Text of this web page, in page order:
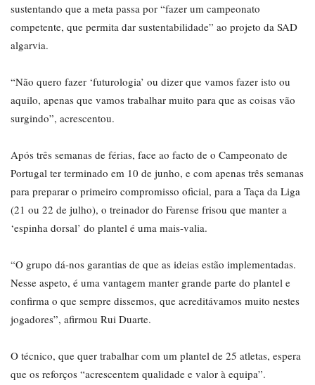
sustentando que a meta passa por “fazer um campeonato
competente, que permita dar sustentabilidade” ao projeto da SAD
algarvia.
“Não quero fazer ‘futurologia’ ou dizer que vamos fazer isto ou
aquilo, apenas que vamos trabalhar muito para que as coisas vão
surgindo”, acrescentou.
Após três semanas de férias, face ao facto de o Campeonato de
Portugal ter terminado em 10 de junho, e com apenas três semanas
para preparar o primeiro compromisso oficial, para a Taça da Liga
(21 ou 22 de julho), o treinador do Farense frisou que manter a
‘espinha dorsal’ do plantel é uma mais-valia.
“O grupo dá-nos garantias de que as ideias estão implementadas.
Nesse aspeto, é uma vantagem manter grande parte do plantel e
confirma o que sempre dissemos, que acreditávamos muito nestes
jogadores”, afirmou Rui Duarte.
O técnico, que quer trabalhar com um plantel de 25 atletas, espera
que os reforços “acrescentem qualidade e valor à equipa”.